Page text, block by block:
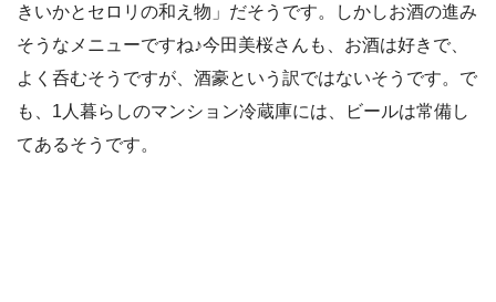
きいかとセロリの和え物」だそうです。しかしお酒の進み
そうなメニューですね♪今田美桜さんも、お酒は好きで、
よく呑むそうですが、酒豪という訳ではないそうです。で
も、1人暮らしのマンション冷蔵庫には、ビールは常備し
てあるそうです。